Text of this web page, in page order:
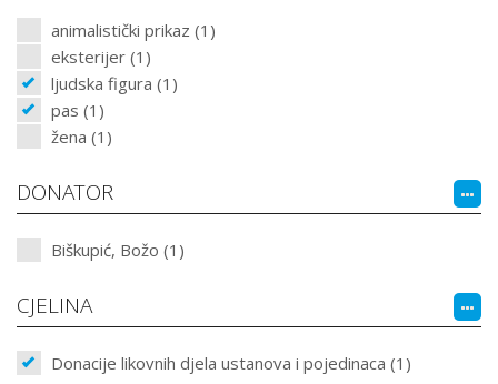
animalistički prikaz (1)
eksterijer (1)
ljudska figura (1)
pas (1)
žena (1)
DONATOR
Biškupić, Božo (1)
CJELINA
Donacije likovnih djela ustanova i pojedinaca (1)